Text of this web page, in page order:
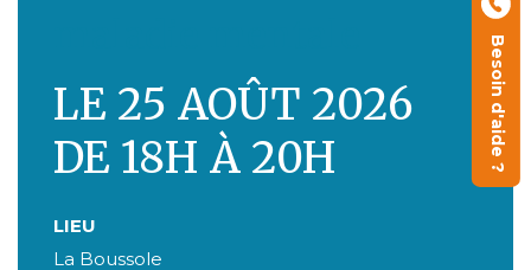
Besoin d'aide ?
LE 25 AOÛT 2026
DE 18H À 20H
LIEU
La Boussole